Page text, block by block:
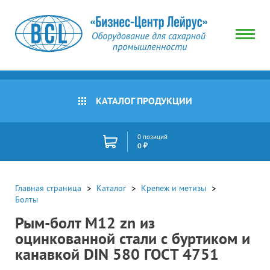
КАТАЛОГ ПРОДУКЦИИ
0 позиций
0 ₽
Главная страница Каталог
Крепеж и метизы
Болты
Рым-болт М12 zn из
оцинкованной стали с буртиком и
канавкой DIN 580 ГОСТ 4751